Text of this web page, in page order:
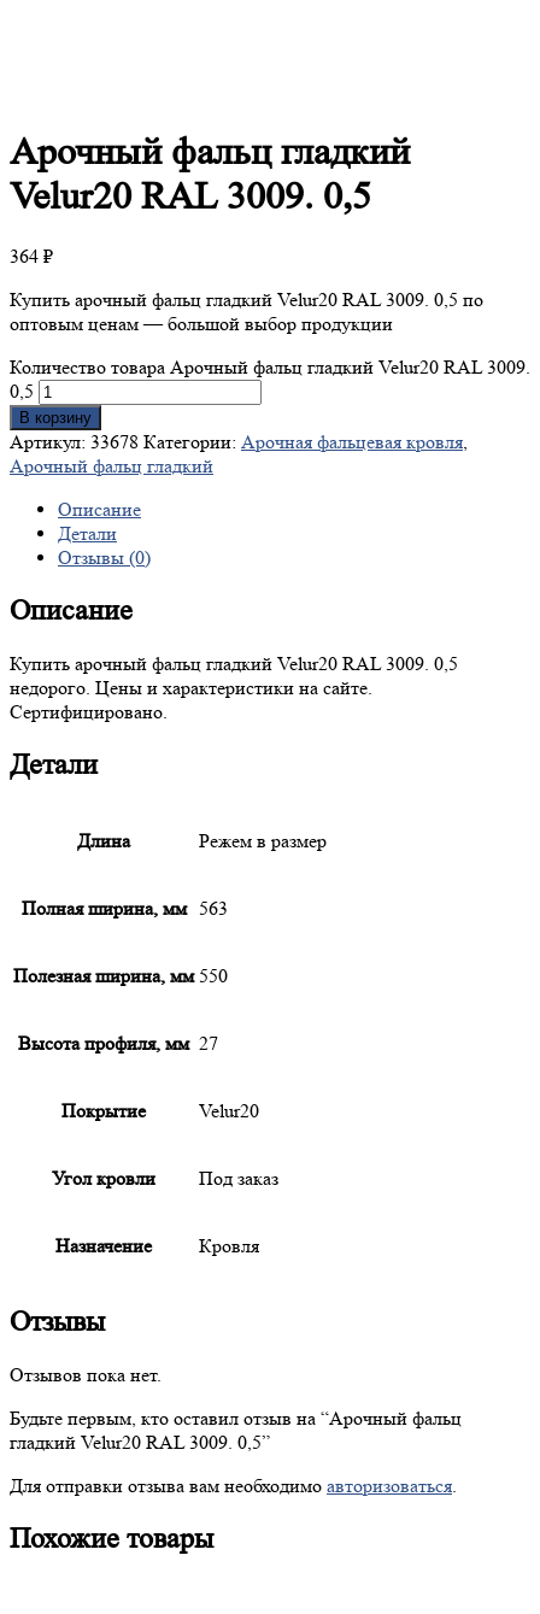
Арочныйфальц гладкий
Velur20 RAL 3009. 0,5
364 ₽
Купить арочный фальц гладкий Velur20 RAL 3009. 0,5 по
оптовым ценам — большой выбор продукции
Количество товара Арочный фальц гладкий Velur20 RAL 3009.
0,5
В корзину
Артикул: 33678 Категории: Арочная фальцевая кровля,
Арочный фальц гладкий
Описание
Детали
Отзывы (0)
Описание
Купить арочный фальц гладкий Velur20 RAL 3009. 0,5
недорого. Цены и характеристики на сайте.
Сертифицировано.
Детали
Длина Режем в размер
Полная ширина, мм 563
Полезная ширина, мм 550
Высота профиля, мм 27
Покрытие Velur20
Угол кровли Под заказ
Назначение Кровля
Отзывы
Отзывов пока нет.
Будьте первым, кто оставил отзыв на “Арочный фальц
гладкий Velur20 RAL 3009. 0,5”
Для отправки отзыва вам необходимо авторизоваться
Похожие товары